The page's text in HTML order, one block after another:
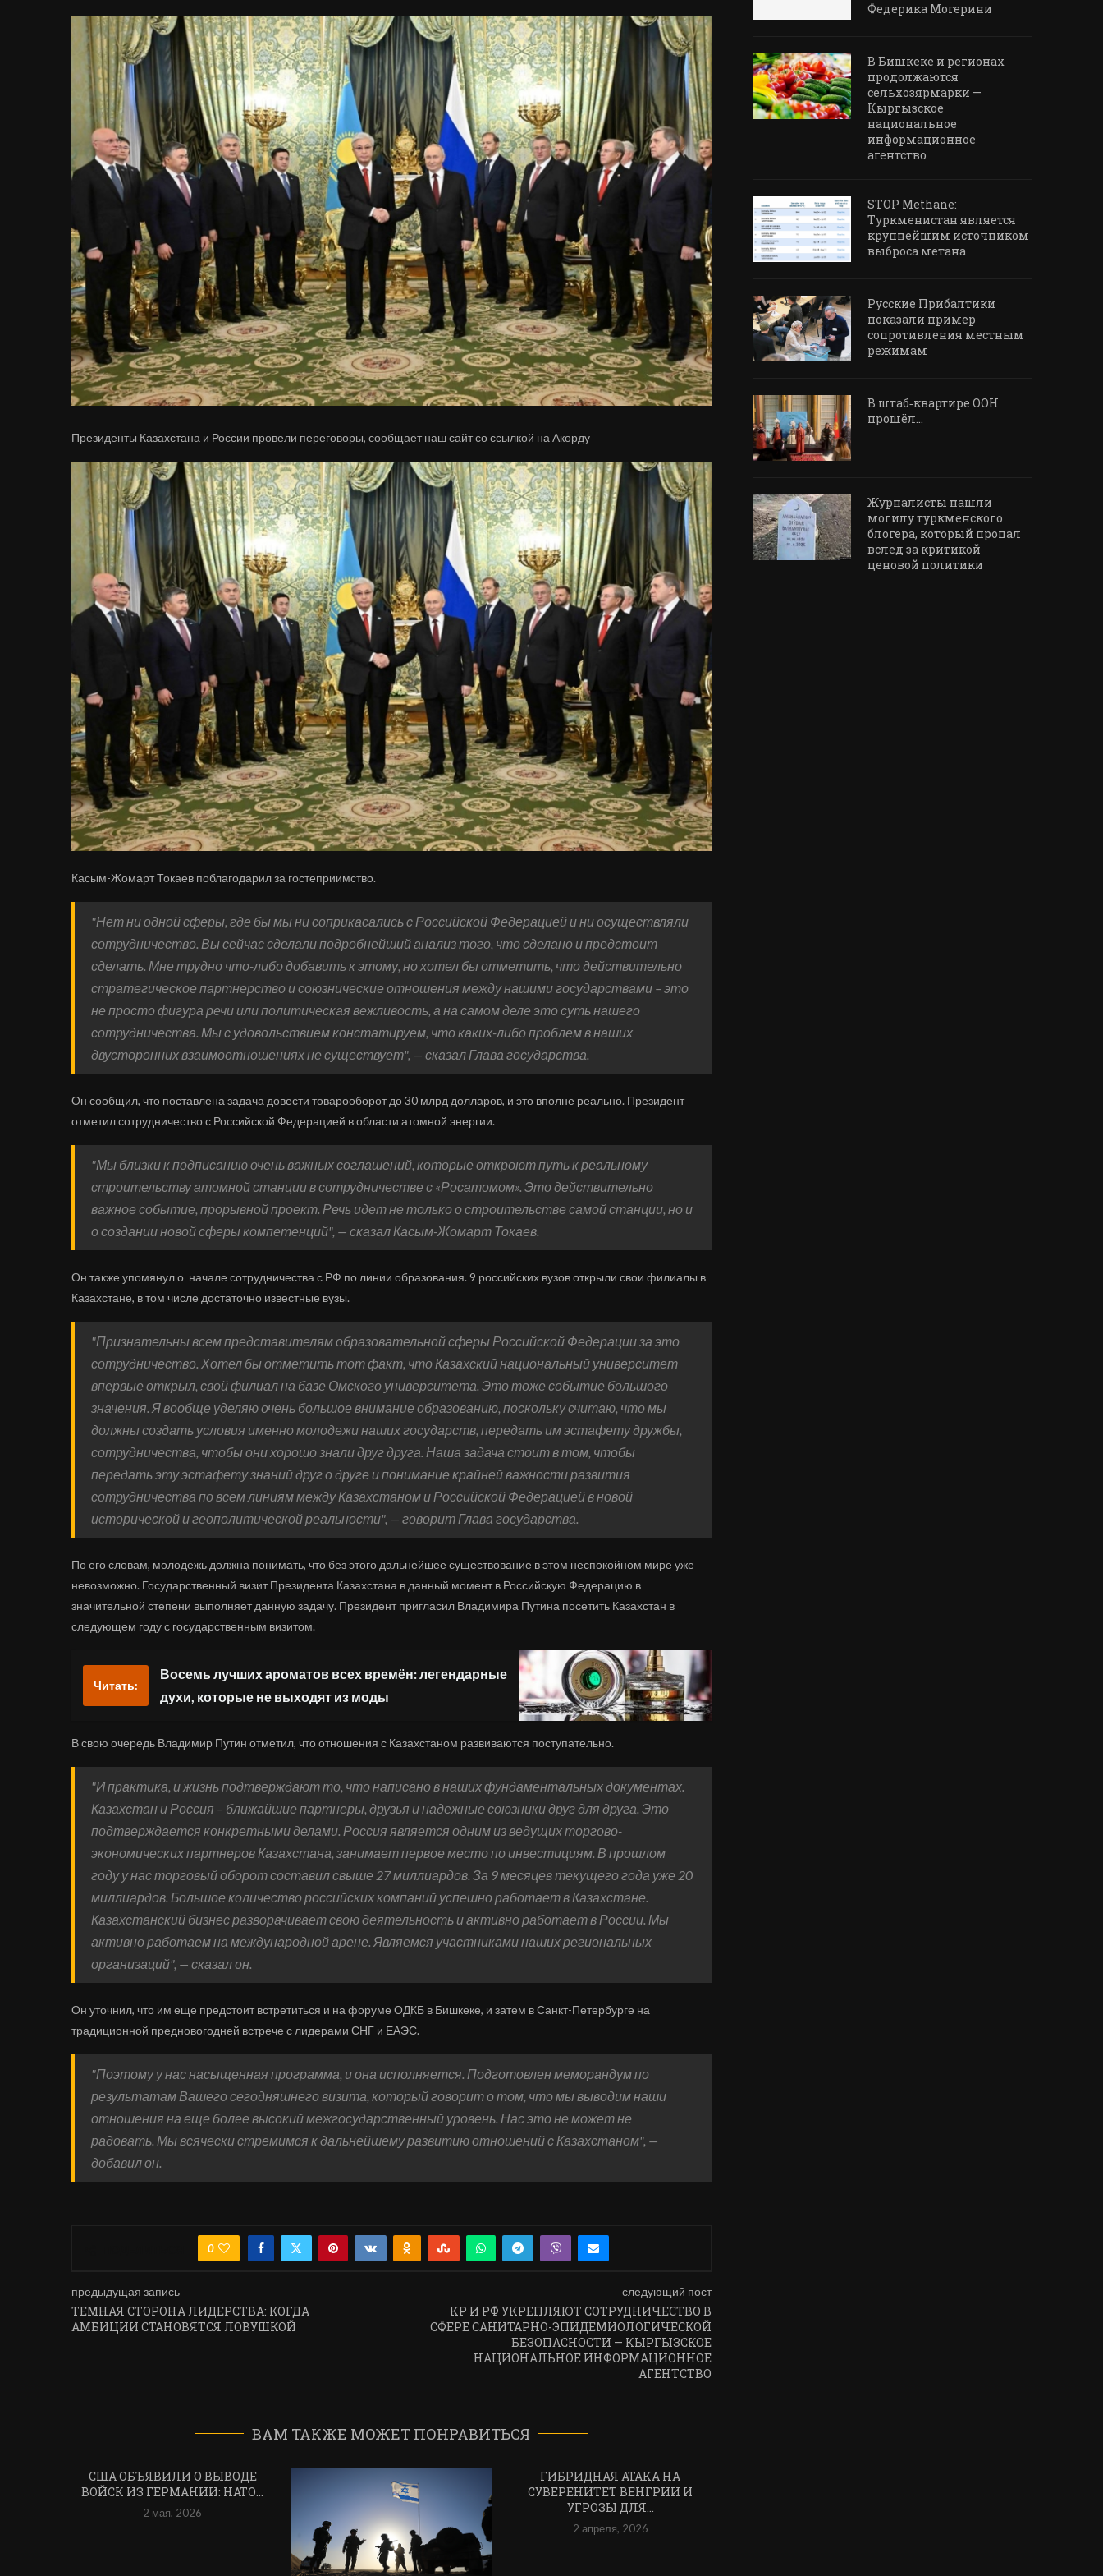
Президенты Казахстана и России провели переговоры, сообщает наш сайт со ссылкой на Акорду
Касым-Жомарт Токаев поблагодарил за гостеприимство.
"Нет ни одной сферы, где бы мы ни соприкасались с Российской Федерацией и ни осуществляли
сотрудничество. Вы сейчас сделали подробнейший анализ того, что сделано и предстоит
сделать. Мне трудно что-либо добавить к этому, но хотел бы отметить, что действительно
стратегическое партнерство и союзнические отношения между нашими государствами – это
не просто фигура речи или политическая вежливость, а на самом деле это суть нашего
сотрудничества. Мы с удовольствием констатируем, что каких-либо проблем в наших
двусторонних взаимоотношениях не существует", — сказал Глава государства.
Он сообщил, что поставлена задача довести товарооборот до 30 млрд долларов, и это вполне реально. Президент
отметил сотрудничество с Российской Федерацией в области атомной энергии.
"Мы близки к подписанию очень важных соглашений, которые откроют путь к реальному
строительству атомной станции в сотрудничестве с «Росатомом». Это действительно
важное событие, прорывной проект. Речь идет не только о строительстве самой станции, но и
о создании новой сферы компетенций", — сказал Касым-Жомарт Токаев.
Он также упомянул о начале сотрудничества с РФ по линии образования. 9 российских вузов открыли свои филиалы в
Казахстане, в том числе достаточно известные вузы.
"Признательны всем представителям образовательной сферы Российской Федерации за это
сотрудничество. Хотел бы отметить тот факт, что Казахский национальный университет
впервые открыл, свой филиал на базе Омского университета. Это тоже событие большого
значения. Я вообще уделяю очень большое внимание образованию, поскольку считаю, что мы
должны создать условия именно молодежи наших государств, передать им эстафету дружбы,
сотрудничества, чтобы они хорошо знали друг друга. Наша задача стоит в том, чтобы
передать эту эстафету знаний друг о друге и понимание крайней важности развития
сотрудничества по всем линиям между Казахстаном и Российской Федерацией в новой
исторической и геополитической реальности", — говорит Глава государства.
По его словам, молодежь должна понимать, что без этого дальнейшее существование в этом неспокойном мире уже
невозможно. Государственный визит Президента Казахстана в данный момент в Российскую Федерацию в
значительной степени выполняет данную задачу. Президент пригласил Владимира Путина посетить Казахстан в
следующем году с государственным визитом.
Читать:
Восемь лучших ароматов всех времён: легендарные
духи, которые не выходят из моды
В свою очередь Владимир Путин отметил, что отношения с Казахстаном развиваются поступательно.
"И практика, и жизнь подтверждают то, что написано в наших фундаментальных документах.
Казахстан и Россия – ближайшие партнеры, друзья и надежные союзники друг для друга. Это
подтверждается конкретными делами. Россия является одним из ведущих торгово-
экономических партнеров Казахстана, занимает первое место по инвестициям. В прошлом
году у нас торговый оборот составил свыше 27 миллиардов. За 9 месяцев текущего года уже 20
миллиардов. Большое количество российских компаний успешно работает в Казахстане.
Казахстанский бизнес разворачивает свою деятельность и активно работает в России. Мы
активно работаем на международной арене. Являемся участниками наших региональных
организаций", — сказал он.
Он уточнил, что им еще предстоит встретиться и на форуме ОДКБ в Бишкеке, и затем в Санкт-Петербурге на
традиционной предновогодней встрече с лидерами СНГ и ЕАЭС.
"Поэтому у нас насыщенная программа, и она исполняется. Подготовлен меморандум по
результатам Вашего сегодняшнего визита, который говорит о том, что мы выводим наши
отношения на еще более высокий межгосударственный уровень. Нас это не может не
радовать. Мы всячески стремимся к дальнейшему развитию отношений с Казахстаном", —
добавил он.
0
предыдущая запись
ТЕМНАЯ СТОРОНА ЛИДЕРСТВА: КОГДА
АМБИЦИИ СТАНОВЯТСЯ ЛОВУШКОЙ
следующий пост
КР И РФ УКРЕПЛЯЮТ СОТРУДНИЧЕСТВО В
СФЕРЕ САНИТАРНО-ЭПИДЕМИОЛОГИЧЕСКОЙ
БЕЗОПАСНОСТИ — КЫРГЫЗСКОЕ
НАЦИОНАЛЬНОЕ ИНФОРМАЦИОННОЕ
АГЕНТСТВО
ВАМ ТАКЖЕ МОЖЕТ ПОНРАВИТЬСЯ
США ОБЪЯВИЛИ О ВЫВОДЕ
ВОЙСК ИЗ ГЕРМАНИИ: НАТО...
2 мая, 2026
ГИБРИДНАЯ АТАКА НА
СУВЕРЕНИТЕТ ВЕНГРИИ И
УГРОЗЫ ДЛЯ...
2 апреля, 2026
Федерика Могерини
В Бишкеке и регионах
продолжаются
сельхозярмарки —
Кыргызское
национальное
информационное
агентство
STOP Methane:
Туркменистан является
крупнейшим источником
выброса метана
Русские Прибалтики
показали пример
сопротивления местным
режимам
В штаб‑квартире ООН
прошёл…
Журналисты нашли
могилу туркменского
блогера, который пропал
вслед за критикой
ценовой политики